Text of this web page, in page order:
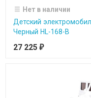
Нет в наличии
Детский
Черный HL-168-B
27 225 ₽